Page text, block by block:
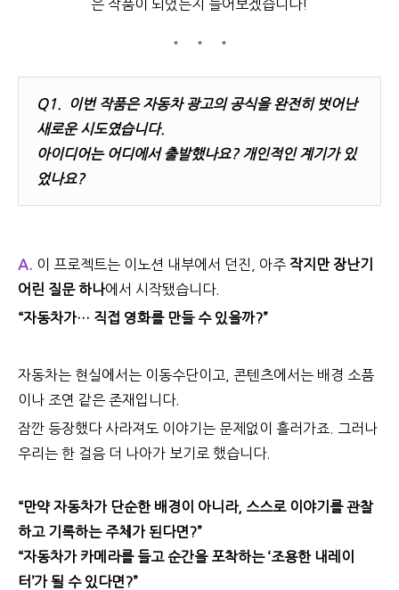
은 작품이 되었는지 들어보겠습니다!
Q1.
이번 작품은 자동차 광고의 공식을 완전히 벗어난
새로운 시도였습니다.
아이디어는 어디에서 출발했나요? 개인적인 계기가 있
었나요?
A. 이 프로젝트는 이노션 내부에서 던진 아주 작지만 장난기
어린 질문 하나에서 시작됐습니다.
“자동차가… 직접 영화를 만들 수 있을까?”
자동차는 현실에서는 이동수단이고, 콘텐츠에서는 배경 소품
이나 조연 같은 존재입니다.
잠깐 등장했다 사라져도 이야기는 문제없이 흘러가죠. 그러나
우리는 한 걸음 더 나아가 보기로 했습니다.
“만약 자동차가 단순한 배경이 아니라, 스스로 이야기를 관찰
하고 기록하는 주체가 된다면?”
“자동차가 카메라를 들고 순간을 포착하는 ‘조용한 내레이
터’가 될 수 있다면?”